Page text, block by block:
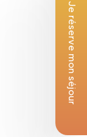
Je réserve mon séjour